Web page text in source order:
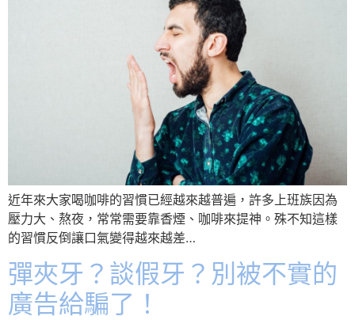
近年來大家喝咖啡的習慣已經越來越普遍，許多上班族因為
壓力大、熬夜，常常需要靠香煙、咖啡來提神。殊不知這樣
的習慣反倒讓口氣變得越來越差…
彈夾牙？談假牙？別被不實的
廣告給騙了！